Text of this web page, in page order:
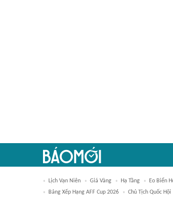
Lịch Vạn Niên Giá Vàng Hạ Tầng Eo Biển
Bảng Xếp Hạng AFF Cup 2026
Chủ Tịch Quốc Hội